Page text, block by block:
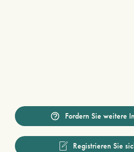
Fordern Sie weitere
Registrieren Sie